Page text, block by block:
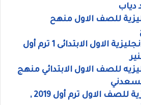
للصف الاول منهح
حمل مذكرة اللغة الانجليزية الاول الابتدائى 1 ترم أول
للصف الاول الابتدائي منهج
مذكرة اللغة الانجليزية للصف الاول ترم أول 2019 ,